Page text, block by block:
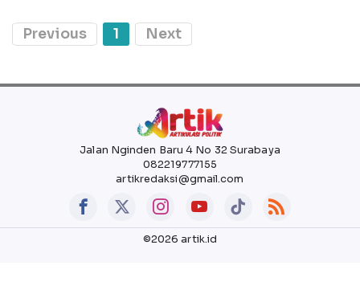
Previous 1 Next
Jalan Nginden Baru 4 No 32 Surabaya
082219777155
artikredaksi@gmail.com
©2026 artik.id